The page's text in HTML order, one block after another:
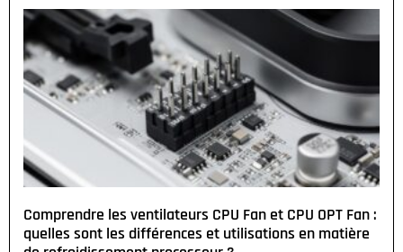
Comprendre les ventilateurs CPU Fan et CPU OPT Fan :
quelles sont les différences et utilisations en matière